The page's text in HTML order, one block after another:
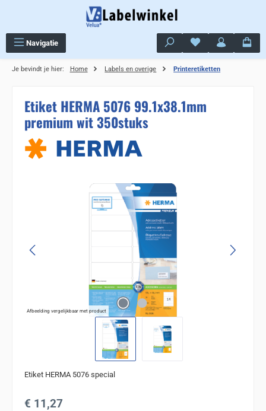
Navigatie Je hebt 0 items op
Je bevindt je hier: Home Labels en overige Printeretiketten
Etiket HERMA 5076 99.1x38.1mm
premium wit 350stuks
Sla de afbeeldingengalerij over
Afbeelding vergelijkbaar met product
Etiket HERMA 5076 special
Normale prijs:
€ 11,27